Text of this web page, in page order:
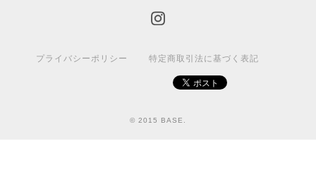
プライバシーポリシー 特定商取引法に基づく表記
© 2015 BASE.